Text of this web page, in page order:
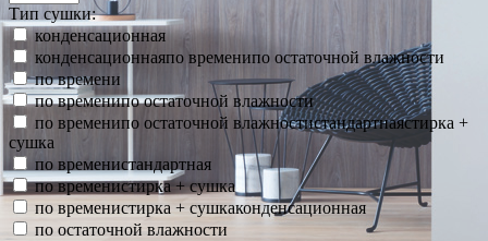
Тип сушки:
конденсационная
конденсационнаяпо временипо остаточной влажности
по времени
по временипо остаточной влажности
по временипо остаточной влажностистандартнаястирка +
сушка
по временистандартная
по временистирка + сушка
по временистирка + сушкаконденсационная
по остаточной влажности